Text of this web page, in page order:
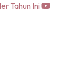
Tahun Ini